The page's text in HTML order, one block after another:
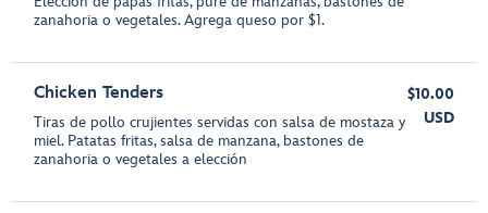
zanahoria o vegetales. Agrega queso por $1.
Chicken Tenders
Tiras de pollo crujientes servidas con salsa de mostaza y
miel. Patatas fritas, salsa de manzana, bastones de
zanahoria o vegetales a elección
$10.00
USD